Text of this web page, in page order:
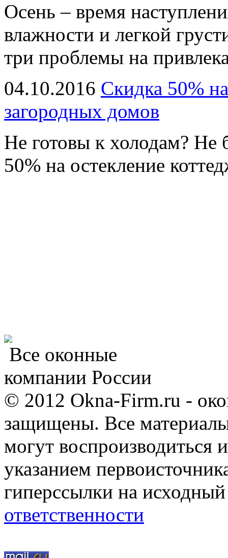
Осень – время
влажности и легкой
три проблемы на
04.10.2016 Скидка 50%
загородных домов
Не готовы к холодам?
50% на остекление
Все оконные
компании России
© 2012 Okna-Firm.ru -
защищены. Все
могут воспроизводиться
указанием
гиперссылки на
ответственности